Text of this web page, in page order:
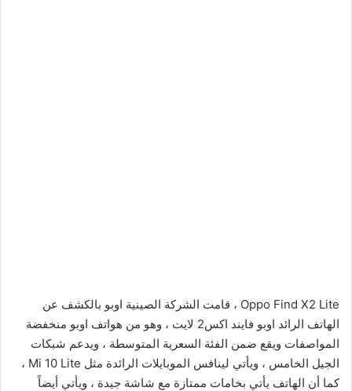
Oppo Find X2 Lite ، قامت الشركة الصينية اوبو بالكشف عن
الهاتف الرائد اوبو فايند اكس2 لايت ، وهو من هواتف اوبو منخفضة
المواصفات ويقع ضمن الفئة السعرية المتوسطة ، ويدعم شبكات
الجيل الخامس ، ويأتي لينافس الموبايلات الرائدة مثل Mi 10 Lite ،
كما أن الهاتف يأتي بخامات ممتازة مع شاشة جيدة ، ويأتي أيضاً